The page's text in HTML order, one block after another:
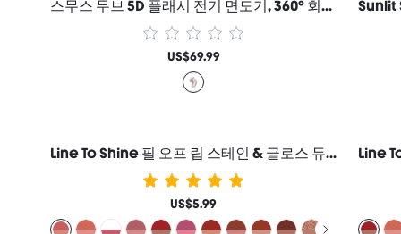
스무스 무브 5D 플래시 전기 면도기, 360° 회전식 5중날 커터 헤드 및 4800rpm 모터, 충전식 및 IPX7 방수 기능, 여성용 얼굴 및 바디 제모기 선물 분홍색 조립 해변 축제 헤어 케어 Y2K 휴가 여름 헤어 액세서리 개학 집
US$69.99
Line To Shine 필 오프 립 스테인 & 글로스 듀오-113 Rose Latte 2-In-1 지속력 콤보 리퀴드 립스틱 립 라이너 여성과 소녀를 위한 브랜드 뷰티 코스메틱 메이크업
US$5.99